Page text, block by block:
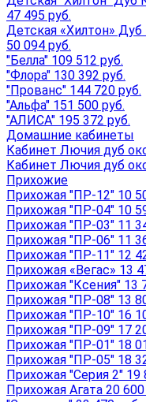
47 495 руб.
Детская «Хилтон»
50 094 руб.
"Белла" 109 512 руб.
"Флора" 130 392 руб.
"Прованс" 144 720 руб.
"Альфа" 151 500 руб.
"АЛИСА" 195 372 руб.
Домашние кабинеты
Кабинет Лючия дуб
Кабинет Лючия дуб
Прихожие
Прихожая "ПР-12" 10
Прихожая "ПР-04" 10
Прихожая "ПР-03" 11
Прихожая "ПР-06" 11
Прихожая "ПР-11" 12
Прихожая «Вегас» 13
Прихожая "Ксения" 13
Прихожая "ПР-08" 13
Прихожая "ПР-10" 16
Прихожая "ПР-09" 17
Прихожая "ПР-01" 18
Прихожая "ПР-05" 18
Прихожая "Серия 2" 19
Прихожая Агата 20 600